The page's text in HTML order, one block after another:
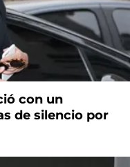
con un
de silencio por